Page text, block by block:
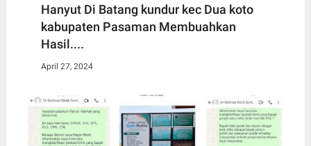
Hanyut Di Batang kundur kec Dua koto
kabupaten Pasaman Membuahkan
Hasil....
April 27, 2024